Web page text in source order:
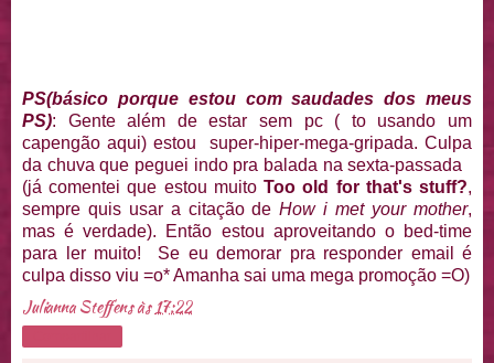
PS(básico porque estou com saudades dos meus
PS): Gente além de estar sem pc ( to usando um
capengão aqui) estou super-hiper-mega-gripada. Culpa
da chuva que peguei indo pra balada na sexta-passada
(já comentei que estou muitoToo old for that's stuff?,
sempre quis usar a citação deHow i met your mother,
mas é verdade). Então estou aproveitando o bed-time
para ler muito! Se eu demorar pra responder email é
culpa disso viu =o* Amanha sai uma mega promoção =O)
Julianna Steffensàs 17:22